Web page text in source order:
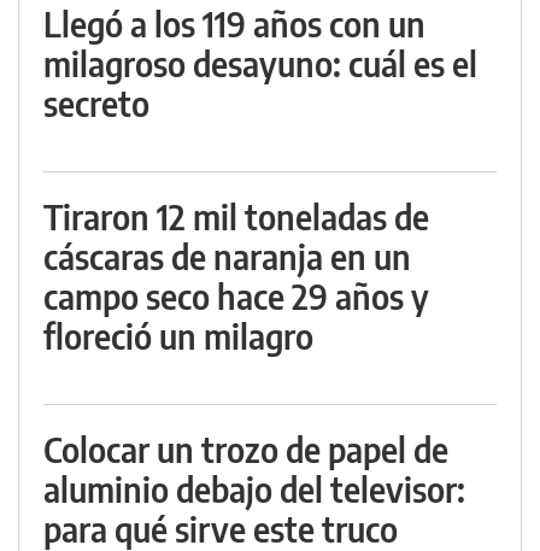
Llegó a los 119 años con un
milagroso desayuno: cuál es el
secreto
Tiraron 12 mil toneladas de
cáscaras de naranja en un
campo seco hace 29 años y
floreció un milagro
Colocar un trozo de papel de
aluminio debajo del televisor:
para qué sirve este truco